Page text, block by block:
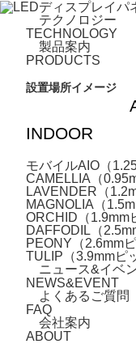
テクノロジー
TECHNOLOGY
製品案内
PRODUCTS
設置場所イメージ
INDOOR
モバイルAIO（
CAMELLIA（
LAVENDER（
MAGNOLIA（
ORCHID（1.9mm
DAFFODIL（
PEONY（2.6mmピ
TULIP（3.9mmピ
ニュース&イベ
NEWS&EVENT
よくあるご質問
FAQ
会社案内
ABOUT